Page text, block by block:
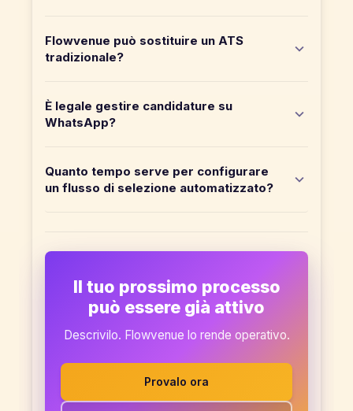
Flowvenue può sostituire un ATS
tradizionale?
È legale gestire candidature su
WhatsApp?
Quanto tempo serve per configurare
un flusso di selezione automatizzato?
Il tuo prossimo processo
può essere già attivo
Descrivilo. Flowvenue lo rende operativo.
Provalo ora